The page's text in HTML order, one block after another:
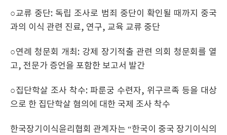
○교류 중단: 독립 조사로 범죄 중단이 확인될 때까지 중국
과의 이식 관련 진료, 연구, 교육 교류 중단
○연례 청문회 개최: 강제 장기적출 관련 의회 청문회를 열
고, 전문가 증언을 포함한 보고서 발간
○집단학살 조사 착수: 파룬궁 수련자, 위구르족 등을 대상
으로 한 집단학살 혐의에 대한 국제 조사 착수
한국장기이식윤리협회 관계자는 “한국이 중국 장기이식의